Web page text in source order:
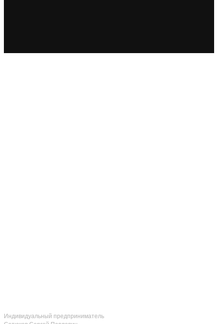
Индивидуальный предприниматель